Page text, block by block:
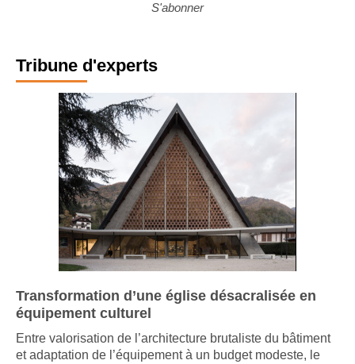
S'abonner
Tribune d'experts
Transformation d’une église désacralisée en
équipement culturel
Entre valorisation de l’architecture brutaliste du bâtiment
et adaptation de l’équipement à un budget modeste, le